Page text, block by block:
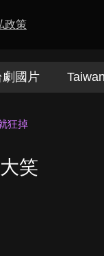
政策
劇國片
狂掉
笑